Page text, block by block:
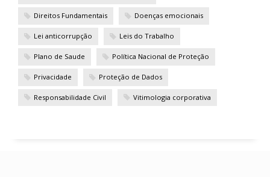
Direitos Fundamentais Doenças emocionais
Lei anticorrupção Leis do Trabalho
Plano de Saude Política Nacional de Proteção
Privacidade Proteção de Dados
Responsabilidade Civil Vitimologia corporativa